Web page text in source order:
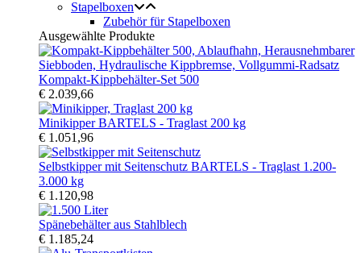
Stapelboxen
Zubehör für Stapelboxen
Ausgewählte Produkte
Kompakt-Kippbehälter-Set 500
€ 2.039,66
Minikipper BARTELS - Traglast 200 kg
€ 1.051,96
Selbstkipper mit Seitenschutz BARTELS - Traglast 1.200-
3.000 kg
€ 1.120,98
Spänebehälter aus Stahlblech
€ 1.185,24